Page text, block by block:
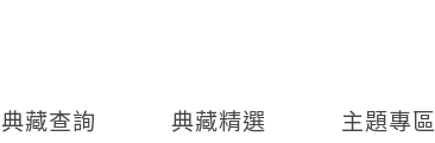
典藏查詢 典藏精選 主題專區